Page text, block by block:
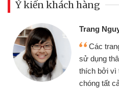
Ý kiến khách hàng
Trang
Các
sử dụng
thích bởi vì
chóng tất